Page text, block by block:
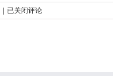
沙
林
已关闭评论